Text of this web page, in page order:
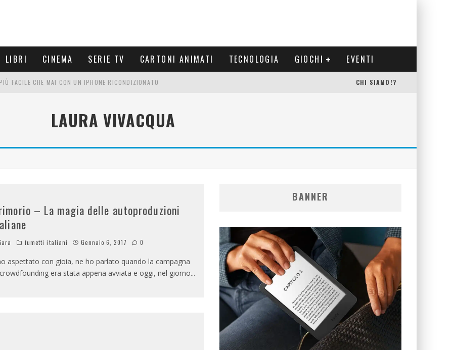
LIBRI CINEMA SERIE TV CARTONI ANIMATI TECNOLOGIA GIOCHI EVENTI
FACILE CHE MAI CON UN IPHONE RICONDIZIONATO CHI SIAMO!?
LAURA VIVACQUA
– La magia delle autoproduzioni
fumetti italiani Gennaio 6, 2017 0
aspettato con gioia, ne ho parlato quando la campagna
era stata appena avviata e oggi, nel giorno...
BANNER